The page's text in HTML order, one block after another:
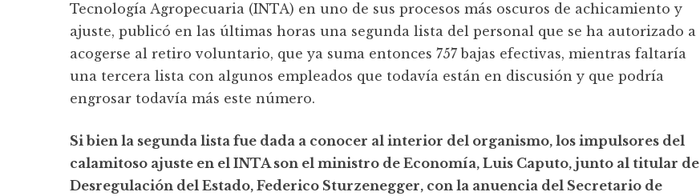
Tecnología Agropecuaria (INTA) en uno de sus procesos más oscuros de achicamiento y
ajuste, publicó en las últimas horas una segunda lista del personal que se ha autorizado a
acogerse al retiro voluntario, que ya suma entonces 757 bajas efectivas, mientras faltaría
una tercera lista con algunos empleados que todavía están en discusión y que podría
engrosar todavía más este número.
Si bien la segunda lista fue dada a conocer al interior del organismo, los impulsores del
calamitoso ajuste en el INTA son el ministro de Economía, Luis Caputo, junto al titular de
Desregulación del Estado, Federico Sturzenegger, con la anuencia del Secretario de